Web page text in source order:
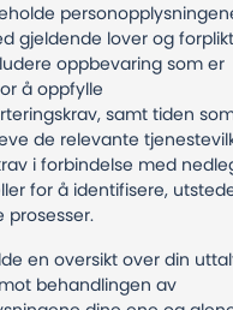
gjeldende lover og
oppbevaring som er
å oppfylle
samt tiden
de relevante
i forbindelse med
for å identifisere,
prosesser.
en oversikt over din
behandlingen av